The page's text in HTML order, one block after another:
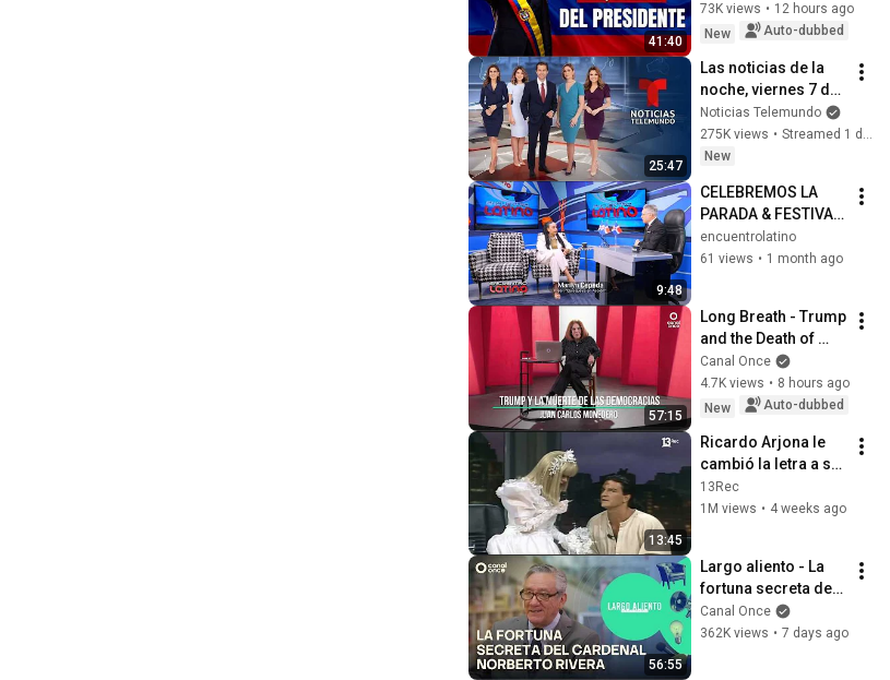
41:40
73K views • 12 hours ago
New
Auto-dubbed
25:47
Las noticias de la
noche, viernes 7 de
agosto de 2026 |
Noticias Telemundo
Noticias Telemundo
275K views •
New
9:48
CELEBREMOS LA
PARADA & FESTIVAL
DOMINICANO DE
PROVIDENCE RI
encuentrolatino
61 views • 1 month ago
57:15
Long Breath - Trump
and the Death of
Democracies
(08/08/2026)
Canal Once
4.7K views • 8 hours ago
New
Auto-dubbed
13:45
Ricardo Arjona le
cambió la letra a su
mayor éxito para
cantarle en vivo a la
13Rec
1M views • 4 weeks ago
56:55
Largo aliento - La
fortuna secreta del
Cardenal Norberto
Rivera (01/08/2026)
Canal Once
362K views • 7 days ago